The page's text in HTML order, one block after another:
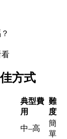
看
方式
典型費
用
難
度
中–高
簡
單